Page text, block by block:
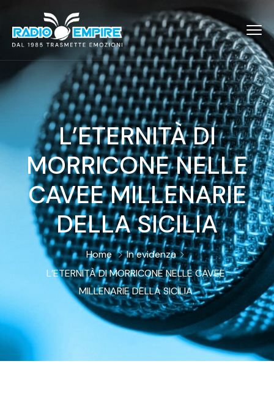
L’ETERNITÀ DI
MORRICONE NELLE
CAVEE MILLENARIE
DELLA SICILIA
Home
In evidenza
L’ETERNITÀ DI MORRICONE NELLE CAVEE
MILLENARIE DELLA SICILIA